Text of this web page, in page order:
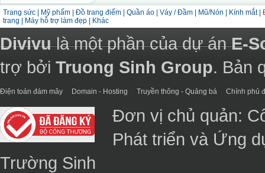
Trang sức Mỹ phẩm Đồ trang điểm Quần áo Váy / Đầm Mũ/Nón Kính mắt
trang
Máy hỗ trợ làm đẹp Khác
Divivulà một phần của dự ánE-
trợ bởi Truong Sinh Group. Bản
Điện toán đám mây Domain - Hosting Truyền thông - Quảng bá Chính phủ
Đơn vị chủ quản:
Phát triển và Ứng
Trường Sinh